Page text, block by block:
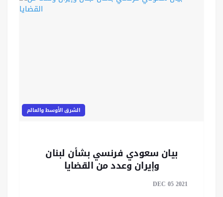
الشرق الأوسط والعالم
بيان سعودي فرنسي بشأن لبنان
وإيران وعدد من القضايا
DEC 05 2021